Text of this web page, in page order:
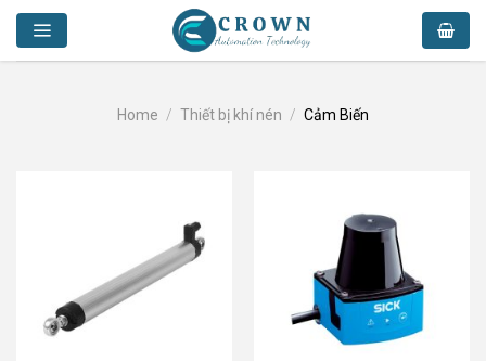
Skip
content
Home / Thiết bị khí nén / Cảm Biến